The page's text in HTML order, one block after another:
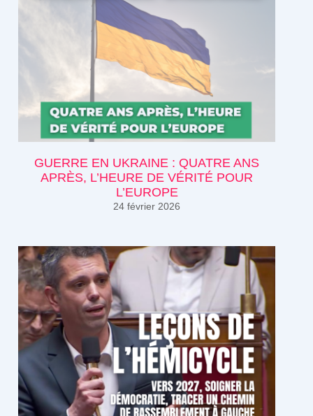
GUERRE EN UKRAINE : QUATRE ANS
APRÈS, L’HEURE DE VÉRITÉ POUR
L’EUROPE
24 février 2026